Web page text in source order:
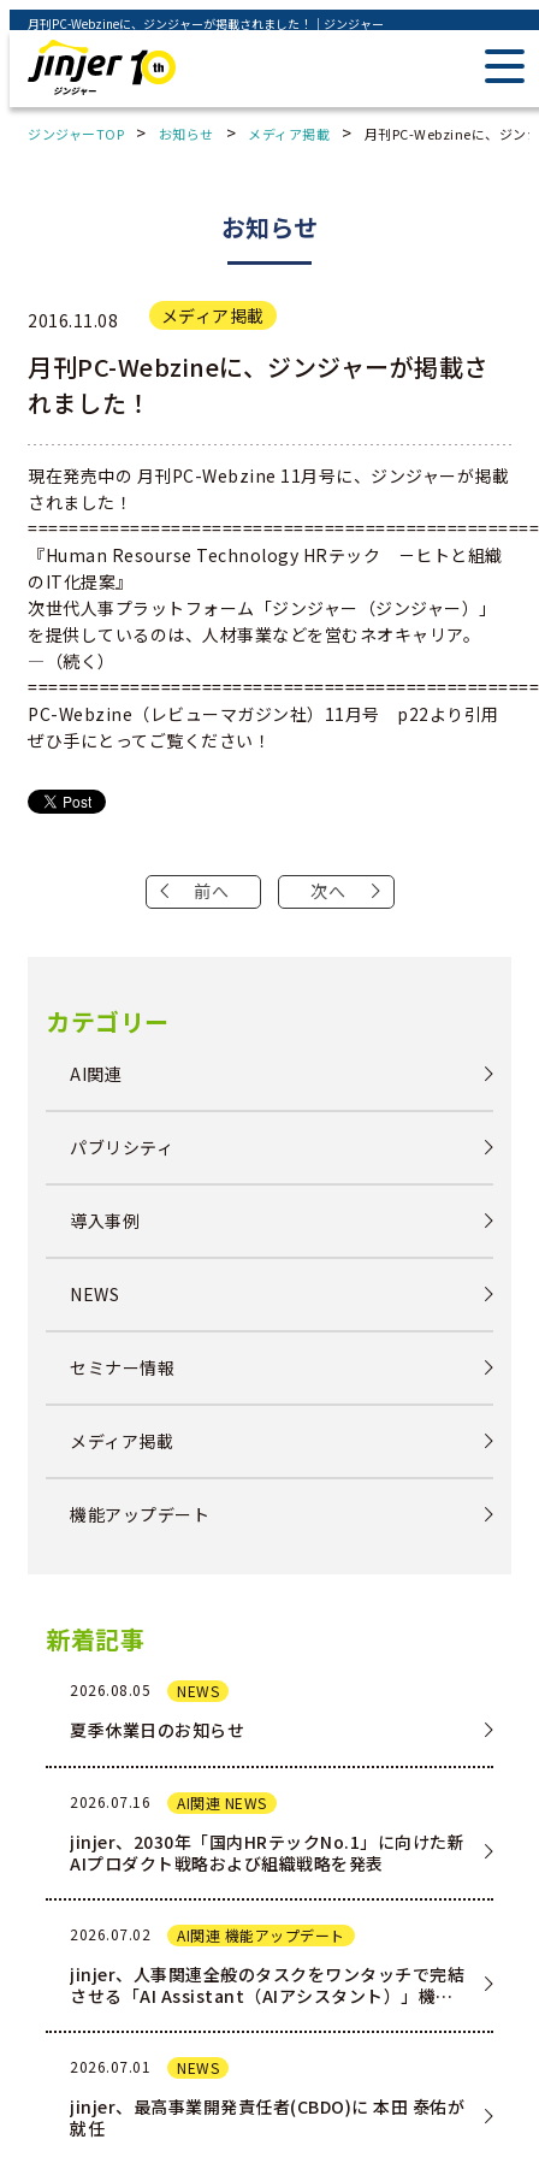
月刊PC-Webzineに、ジンジャーが掲載されました！｜ジンジャー
ジンジャーTOP > お知らせ > メディア掲載 > 月刊PC-Webzineに、ジン
お知らせ
2016.11.08 メディア掲載
月刊PC-Webzineに、ジンジャーが掲載さ
れました！
現在発売中の 月刊PC-Webzine 11月号に、ジンジャーが掲載
されました！
==================================================
『Human Resourse Technology HRテック －ヒトと組織
のIT化提案』
次世代人事プラットフォーム「ジンジャー（ジンジャー）」
を提供しているのは、人材事業などを営むネオキャリア。
―（続く）
==================================================
PC-Webzine（レビューマガジン社）11月号 p22より引用
ぜひ手にとってご覧ください！
前へ 次へ
カテゴリー
AI関連
パブリシティ
導入事例
NEWS
セミナー情報
メディア掲載
機能アップデート
新着記事
2026.08.05 NEWS
夏季休業日のお知らせ
2026.07.16 AI関連 NEWS
jinjer、2030年「国内HRテックNo.1」に向けた新
AIプロダクト戦略および組織戦略を発表
2026.07.02 AI関連 機能アップデート
jinjer、人事関連全般のタスクをワンタッチで完結
させる「AI Assistant（AIアシスタント）」機能
2026.07.01 NEWS
jinjer、最高事業開発責任者(CBDO)に 本田 泰佑が
就任